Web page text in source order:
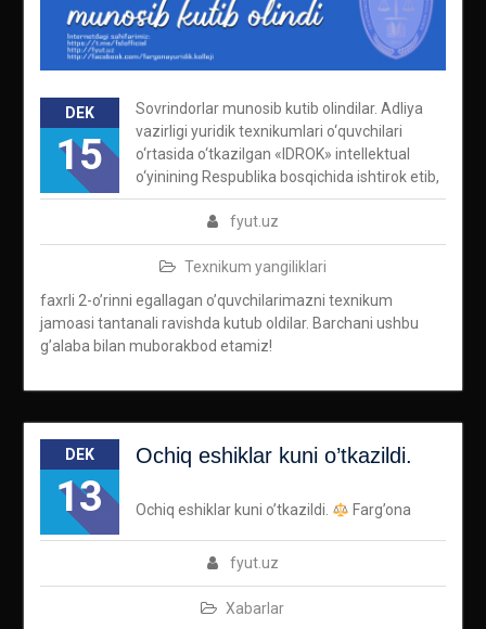
DEK
15
fyut.uz
Texnikum yangiliklari
Sovrindorlar munosib kutib olindilar. Adliya
vazirligi yuridik texnikumlari o‘quvchilari
o‘rtasida o‘tkazilgan «IDROK» intellektual
o‘yinining Respublika bosqichida ishtirok etib,
faxrli 2-o’rinni egallagan o’quvchilarimazni texnikum
jamoasi tantanali ravishda kutub oldilar. Barchani ushbu
g’alaba bilan muborakbod etamiz!
DEK
13
Ochiq eshiklar kuni o’tkazildi.
fyut.uz
Xabarlar
Ochiq eshiklar kuni o’tkazildi. Farg’ona